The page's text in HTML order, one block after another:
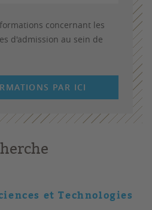
concernant les
d'admission au sein de
PAR ICI
et Technologies